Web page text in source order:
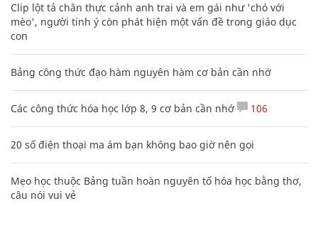
Clip lột tả chân thực cảnh anh trai và em gái như 'chó với
mèo', người tinh ý còn phát hiện một vấn đề trong giáo dục
con
Bảng công thức đạo hàm nguyên hàm cơ bản cần nhớ
Các công thức hóa học lớp 8, 9 cơ bản cần nhớ 106
20 số điện thoại ma ám bạn không bao giờ nên gọi
Mẹo học thuộc Bảng tuần hoàn nguyên tố hóa học bằng thơ,
câu nói vui vẻ